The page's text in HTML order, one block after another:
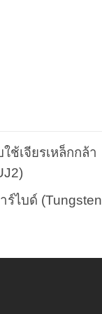
ช้เจียรเหล็กกล้า
ร์ไบด์ (Tungsten